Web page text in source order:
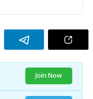
Join Now